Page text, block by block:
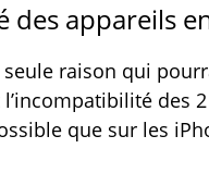
des appareils
raison qui
l’incompatibilité des
que sur les